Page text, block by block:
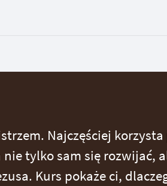
Najczęściej
tylko sam się rozwijać,
Kurs pokaże ci,